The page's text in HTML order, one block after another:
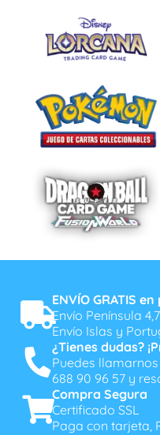
ENVÍO GRATIS
Envío Península
Envío Islas y
¿Tienes dudas?
Puedes
688 90 96 57 y
Compra Segura
Certificado SSL
Paga con tarjeta,